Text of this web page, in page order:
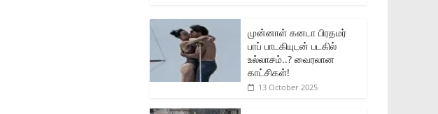
முன்னாள் கனடா பிரதமர்
பாப் பாடகியுடன் படகில்
உல்லாசம்..? வைரலான
காட்சிகள்!
13 October 2025